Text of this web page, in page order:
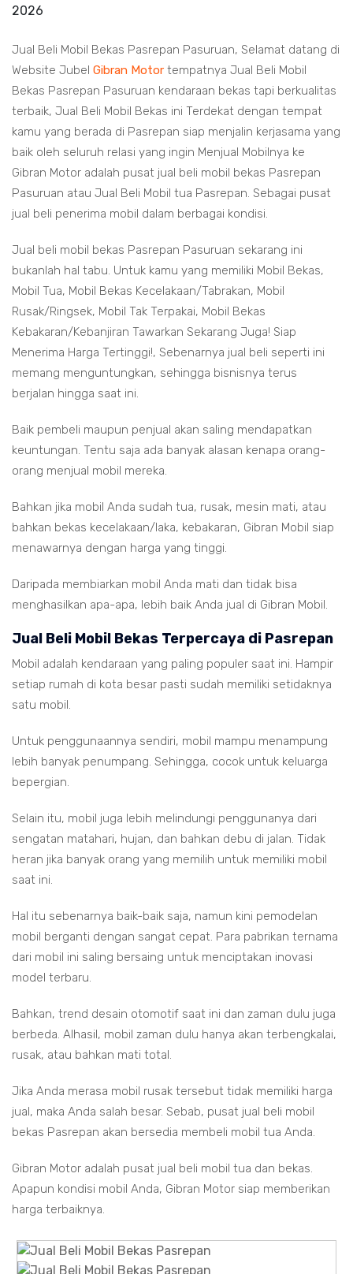
2026
Jual Beli Mobil Bekas Pasrepan Pasuruan, Selamat datang di
Website Jubel Gibran Motor tempatnya Jual Beli Mobil
Bekas Pasrepan Pasuruan kendaraan bekas tapi berkualitas
terbaik, Jual Beli Mobil Bekas ini Terdekat dengan tempat
kamu yang berada di Pasrepan siap menjalin kerjasama yang
baik oleh seluruh relasi yang ingin Menjual Mobilnya ke
Gibran Motor adalah pusat jual beli mobil bekas Pasrepan
Pasuruan atau Jual Beli Mobil tua Pasrepan. Sebagai pusat
jual beli penerima mobil dalam berbagai kondisi.
Jual beli mobil bekas Pasrepan Pasuruan sekarang ini
bukanlah hal tabu. Untuk kamu yang memiliki Mobil Bekas,
Mobil Tua, Mobil Bekas Kecelakaan/Tabrakan, Mobil
Rusak/Ringsek, Mobil Tak Terpakai, Mobil Bekas
Kebakaran/Kebanjiran Tawarkan Sekarang Juga! Siap
Menerima Harga Tertinggi!, Sebenarnya jual beli seperti ini
memang menguntungkan, sehingga bisnisnya terus
berjalan hingga saat ini.
Baik pembeli maupun penjual akan saling mendapatkan
keuntungan. Tentu saja ada banyak alasan kenapa orang-
orang menjual mobil mereka.
Bahkan jika mobil Anda sudah tua, rusak, mesin mati, atau
bahkan bekas kecelakaan/laka, kebakaran, Gibran Mobil siap
menawarnya dengan harga yang tinggi.
Daripada membiarkan mobil Anda mati dan tidak bisa
menghasilkan apa-apa, lebih baik Anda jual di Gibran Mobil.
Jual Beli Mobil Bekas Terpercaya di Pasrepan
Mobil adalah kendaraan yang paling populer saat ini. Hampir
setiap rumah di kota besar pasti sudah memiliki setidaknya
satu mobil.
Untuk penggunaannya sendiri, mobil mampu menampung
lebih banyak penumpang. Sehingga, cocok untuk keluarga
bepergian.
Selain itu, mobil juga lebih melindungi penggunanya dari
sengatan matahari, hujan, dan bahkan debu di jalan. Tidak
heran jika banyak orang yang memilih untuk memiliki mobil
saat ini.
Hal itu sebenarnya baik-baik saja, namun kini pemodelan
mobil berganti dengan sangat cepat. Para pabrikan ternama
dari mobil ini saling bersaing untuk menciptakan inovasi
model terbaru.
Bahkan, trend desain otomotif saat ini dan zaman dulu juga
berbeda. Alhasil, mobil zaman dulu hanya akan terbengkalai,
rusak, atau bahkan mati total.
Jika Anda merasa mobil rusak tersebut tidak memiliki harga
jual, maka Anda salah besar. Sebab, pusat jual beli mobil
bekas Pasrepan akan bersedia membeli mobil tua Anda.
Gibran Motor adalah pusat jual beli mobil tua dan bekas.
Apapun kondisi mobil Anda, Gibran Motor siap memberikan
harga terbaiknya.